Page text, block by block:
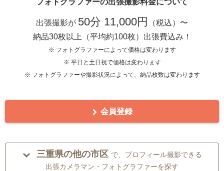
フォトグラファーの出張撮影料金について
出張撮影が 50分 11,000円
（税込）〜
納品30枚以上（平均約100枚）出張費込み！
※ フォトグラファーによって価格は変わります
※ 平日と土日祝で価格は変わります
※ フォトグラファーや撮影状況によって、納品枚数は変わります
会員登録
三重県の他の市区 で、プロフィール撮影できる
出張カメラマン・フォトグラファーを探す